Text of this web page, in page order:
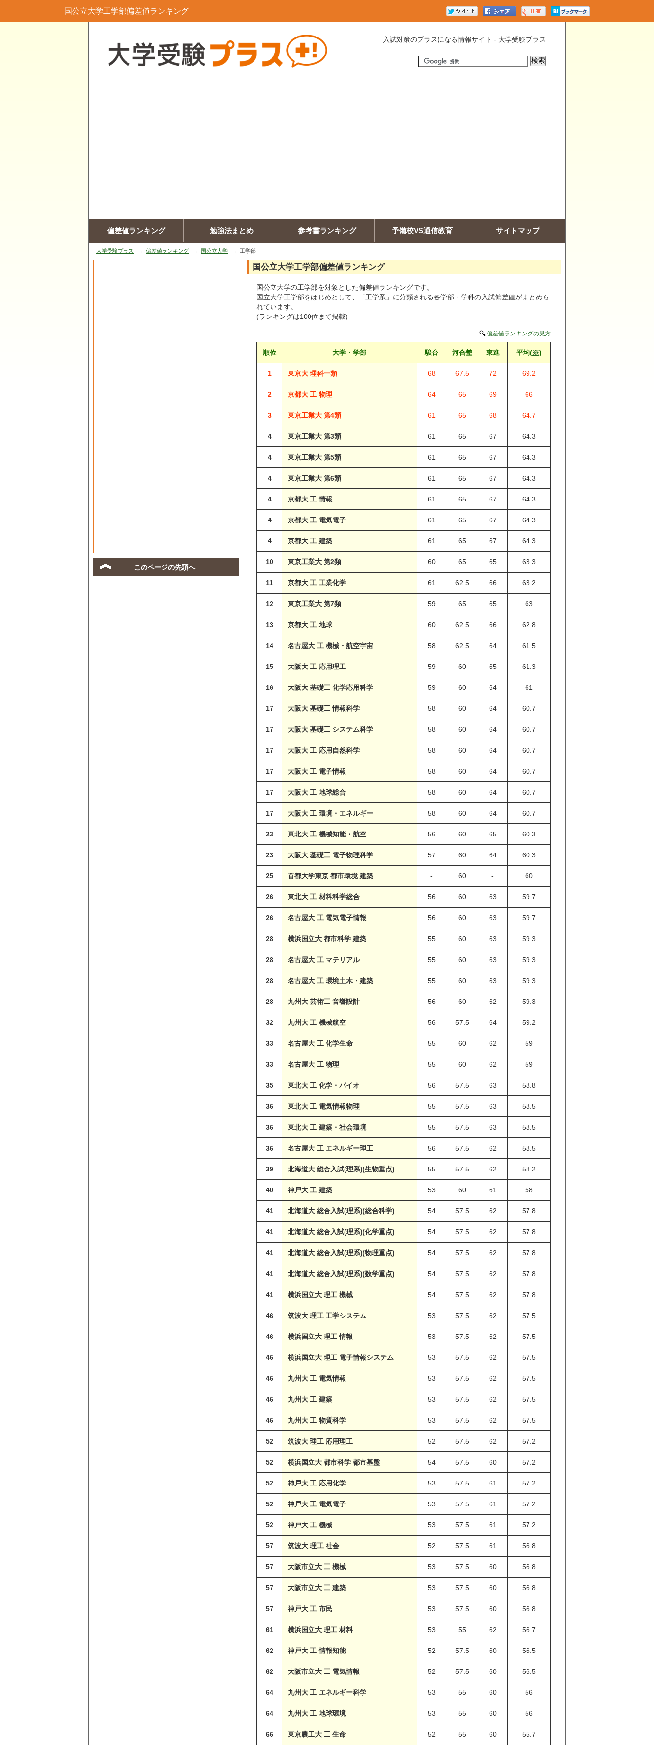
国公立大学工学部偏差値ランキング
入試対策のプラスになる情報サイト - 大学受験プラス
大学受験プラス 偏差値ランキング 国公立大学 工学部
国公立大学工学部偏差値ランキング
国公立大学の工学部を対象とした偏差値ランキングです。
国立大学工学部をはじめとして、「工学系」に分類される各学部・学科の入試偏差値がまとめら
れています。
(ランキングは100位まで掲載)
偏差値ランキングの見方
順位 大学・学部 駿台 河合塾 東進 平均(※)
1 東京大 理科一類 68 67.5 72 69.2
2 京都大 工 物理 64 65 69 66
3 東京工業大 第4類 61 65 68 64.7
4 東京工業大 第3類 61 65 67 64.3
4 東京工業大 第5類 61 65 67 64.3
4 東京工業大 第6類 61 65 67 64.3
4 京都大 工 情報 61 65 67 64.3
4 京都大 工 電気電子 61 65 67 64.3
4 京都大 工 建築 61 65 67 64.3
10 東京工業大 第2類 60 65 65 63.3
11 京都大 工 工業化学 61 62.5 66 63.2
12 東京工業大 第7類 59 65 65 63
13 京都大 工 地球 60 62.5 66 62.8
14 名古屋大 工 機械・航空宇宙 58 62.5 64 61.5
15 大阪大 工 応用理工 59 60 65 61.3
16 大阪大 基礎工 化学応用科学 59 60 64 61
17 大阪大 基礎工 情報科学 58 60 64 60.7
17 大阪大 基礎工 システム科学 58 60 64 60.7
17 大阪大 工 応用自然科学 58 60 64 60.7
17 大阪大 工 電子情報 58 60 64 60.7
17 大阪大 工 地球総合 58 60 64 60.7
17 大阪大 工 環境・エネルギー 58 60 64 60.7
23 東北大 工 機械知能・航空 56 60 65 60.3
23 大阪大 基礎工 電子物理科学 57 60 64 60.3
25 首都大学東京 都市環境 建築 - 60 - 60
26 東北大 工 材料科学総合 56 60 63 59.7
26 名古屋大 工 電気電子情報 56 60 63 59.7
28 横浜国立大 都市科学 建築 55 60 63 59.3
28 名古屋大 工 マテリアル 55 60 63 59.3
28 名古屋大 工 環境土木・建築 55 60 63 59.3
28 九州大 芸術工 音響設計 56 60 62 59.3
32 九州大 工 機械航空 56 57.5 64 59.2
33 名古屋大 工 化学生命 55 60 62 59
33 名古屋大 工 物理 55 60 62 59
35 東北大 工 化学・バイオ 56 57.5 63 58.8
36 東北大 工 電気情報物理 55 57.5 63 58.5
36 東北大 工 建築・社会環境 55 57.5 63 58.5
36 名古屋大 工 エネルギー理工 56 57.5 62 58.5
39 北海道大 総合入試(理系)(生物重点) 55 57.5 62 58.2
40 神戸大 工 建築 53 60 61 58
41 北海道大 総合入試(理系)(総合科学) 54 57.5 62 57.8
41 北海道大 総合入試(理系)(化学重点) 54 57.5 62 57.8
41 北海道大 総合入試(理系)(物理重点) 54 57.5 62 57.8
41 北海道大 総合入試(理系)(数学重点) 54 57.5 62 57.8
41 横浜国立大 理工 機械 54 57.5 62 57.8
46 筑波大 理工 工学システム 53 57.5 62 57.5
46 横浜国立大 理工 情報 53 57.5 62 57.5
46 横浜国立大 理工 電子情報システム 53 57.5 62 57.5
46 九州大 工 電気情報 53 57.5 62 57.5
46 九州大 工 建築 53 57.5 62 57.5
46 九州大 工 物質科学 53 57.5 62 57.5
52 筑波大 理工 応用理工 52 57.5 62 57.2
52 横浜国立大 都市科学 都市基盤 54 57.5 60 57.2
52 神戸大 工 応用化学 53 57.5 61 57.2
52 神戸大 工 電気電子 53 57.5 61 57.2
52 神戸大 工 機械 53 57.5 61 57.2
57 筑波大 理工 社会 52 57.5 61 56.8
57 大阪市立大 工 機械 53 57.5 60 56.8
57 大阪市立大 工 建築 53 57.5 60 56.8
57 神戸大 工 市民 53 57.5 60 56.8
61 横浜国立大 理工 材料 53 55 62 56.7
62 神戸大 工 情報知能 52 57.5 60 56.5
62 大阪市立大 工 電気情報 52 57.5 60 56.5
64 九州大 工 エネルギー科学 53 55 60 56
64 九州大 工 地球環境 53 55 60 56
66 東京農工大 工 生命 52 55 60 55.7
このページの先頭へ
偏差値ランキング 勉強法まとめ 参考書ランキング 予備校VS通信教育 サイトマップ